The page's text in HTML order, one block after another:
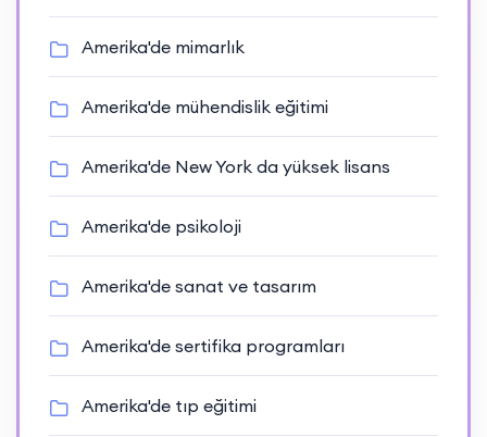
Amerika'de mimarlık
Amerika'de mühendislik eğitimi
Amerika'de New York da yüksek lisans
Amerika'de psikoloji
Amerika'de sanat ve tasarım
Amerika'de sertifika programları
Amerika'de tıp eğitimi